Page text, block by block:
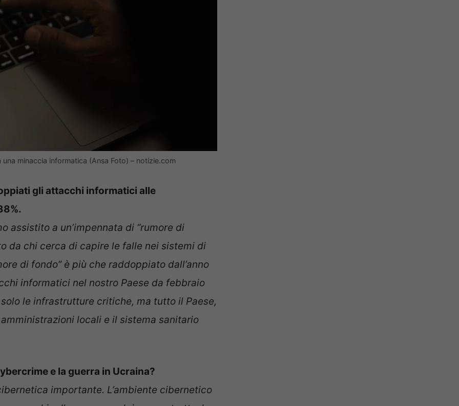
minaccia informatica (Ansa Foto) – notizie.com
gli attacchi informatici alle
assistito a un’impennata di “rumore di
da chi cerca di capire le falle nei sistemi di
di fondo” è più che raddoppiato dall’anno
informatici nel nostro Paese da febbraio
le infrastrutture critiche, ma tutto il Paese,
locali e il sistema sanitario
e la guerra in Ucraina?
importante. L’ambiente cibernetico